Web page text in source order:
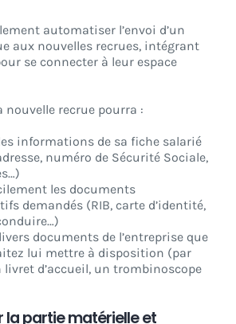
automatiser l’envoi d’un
aux nouvelles recrues, intégrant
se connecter à leur espace
nouvelle recrue pourra :
informations de sa fiche salarié
numéro de Sécurité Sociale,
les documents
demandés (RIB, carte d’identité,
documents de l’entreprise que
lui mettre à disposition (par
livret d’accueil, un trombinoscope
la partie matérielle et